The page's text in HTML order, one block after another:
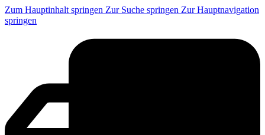
Zum Hauptinhalt springen Zur Suche springen Zur Hauptnavigation
springen